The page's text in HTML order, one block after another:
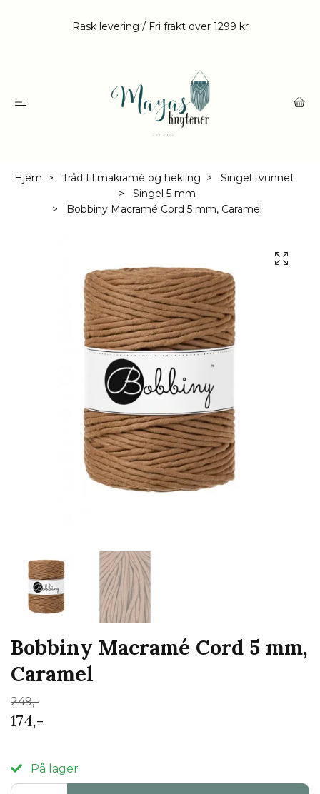
Rask levering / Fri frakt over 1299 kr
Hjem Tråd til makramé og hekling
Singel tvunnet
Singel 5 mm
Bobbiny Macramé Cord 5 mm, Caramel
Bobbiny Macramé Cord 5 mm,
Caramel
249,-
174,-
På lager